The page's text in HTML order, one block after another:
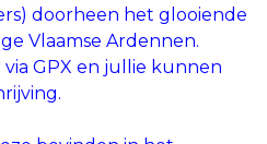
doorheen het glooiende
Vlaamse Ardennen.
GPX en jullie kunnen